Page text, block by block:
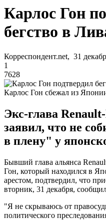
Карлос Гон
бегство в
Корреспондент.net, 31
1
7628
Карлос Гон сбежал из
Экс-глава
заявил, что не
в плену" у
Бывший глава альянса
Гон, который находился в
арестом, подтвердил, что
вторник, 31 декабря,
"Я не скрываюсь от
политического